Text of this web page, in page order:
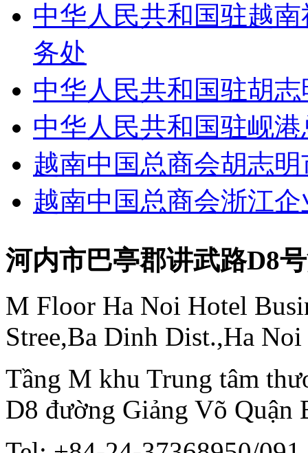
中华人民共和国驻越
务处
中华人民共和国驻胡
中华人民共和国驻岘
越南中国总商会胡志
越南中国总商会浙江
河内市巴亭郡讲武路D8
M Floor Ha Noi Hotel
Stree,Ba Dinh Dist.,Ha Noi
Tầng M khu Trung tâm
D8 đường Giảng Võ Quận